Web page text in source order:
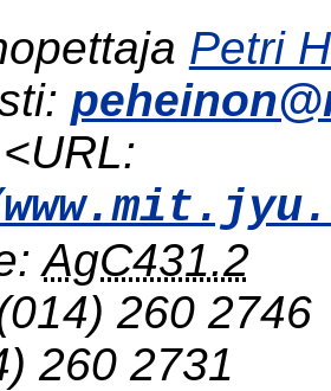
Petri
AgC431.2
260 2746
260 2731